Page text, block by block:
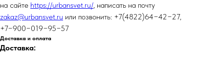
на сайте https://urbansvet.ru/, написать на почту
zakaz@urbansvet.ru или позвонить: +7(4822)64−42−27,
+7−900−019−95−57
Доставка и оплата
Доставка: